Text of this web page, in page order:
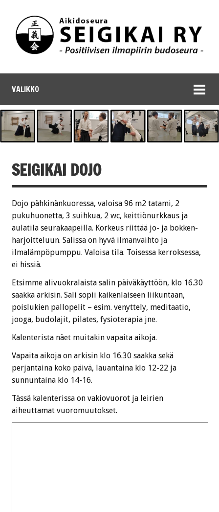
VALIKKO
SEIGIKAI DOJO
Dojo pähkinänkuoressa, valoisa 96 m2 tatami, 2
pukuhuonetta, 3 suihkua, 2 wc, keittiönurkkaus ja
aulatila seurakaapeilla. Korkeus riittää jo- ja bokken-
harjoitteluun. Salissa on hyvä ilmanvaihto ja
ilmalämpöpumppu. Valoisa tila. Toisessa kerroksessa,
ei hissiä.
Etsimme alivuokralaista salin päiväkäyttöön, klo 16.30
saakka arkisin. Sali sopii kaikenlaiseen liikuntaan,
poislukien pallopelit – esim. venyttely, meditaatio,
jooga, budolajit, pilates, fysioterapia jne.
Kalenterista näet muitakin vapaita aikoja.
Vapaita aikoja on arkisin klo 16.30 saakka sekä
perjantaina koko päivä, lauantaina klo 12-22 ja
sunnuntaina klo 14-16.
Tässä kalenterissa on vakiovuorot ja leirien
aiheuttamat vuoromuutokset.